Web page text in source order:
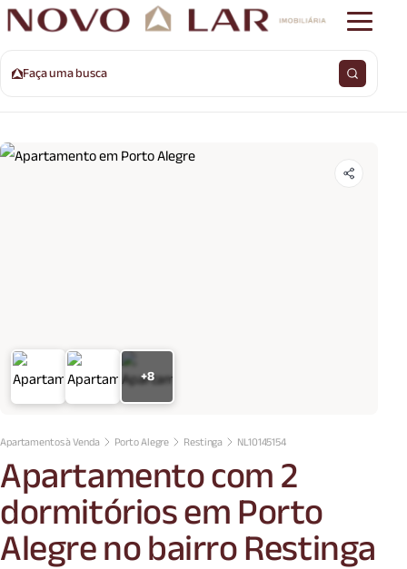
Faça uma busca
+8
Apartamentos à Venda Porto Alegre Restinga NL10145154
Apartamento com 2
dormitórios em Porto
Alegre no bairro Restinga